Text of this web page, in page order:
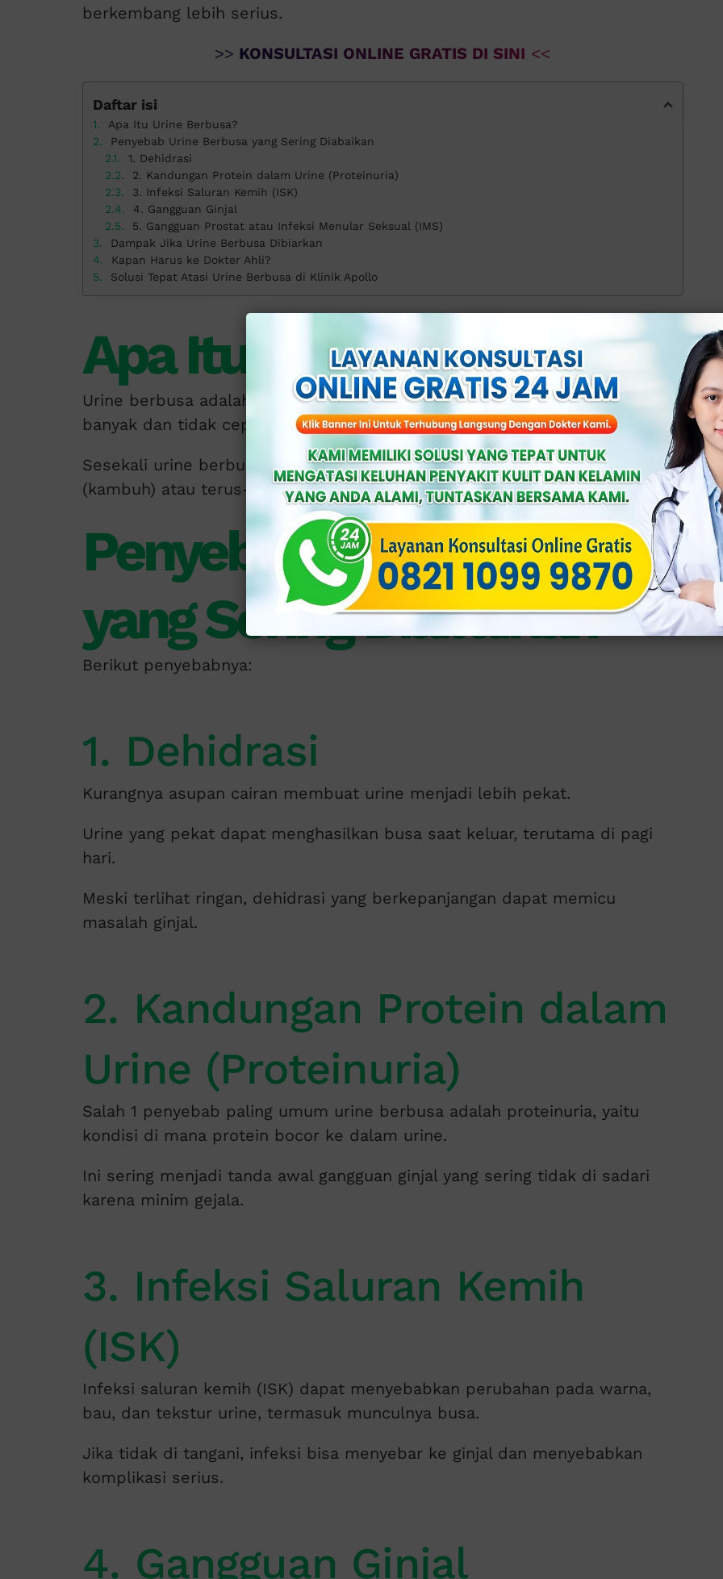
berkembang lebih serius.
>> KONSULTASI ONLINE GRATIS DI SINI <<
Daftar isi
Apa Itu Urine Berbusa?
Penyebab Urine Berbusa yang Sering Diabaikan
1. Dehidrasi
2. Kandungan Protein dalam Urine (Proteinuria)
3. Infeksi Saluran Kemih (ISK)
4. Gangguan Ginjal
5. Gangguan Prostat atau Infeksi Menular Seksual (IMS)
Dampak Jika Urine Berbusa Dibiarkan
Kapan Harus ke Dokter Ahli?
Solusi Tepat Atasi Urine Berbusa di Klinik Apollo
Apa Itu Urine Berbusa?
Urine berbusa adalah kondisi ketika air seni menghasilkan busa yang cukup
banyak dan tidak cepat hilang setelah kencing.
Sesekali urine berbusa masih tergolong normal, namun jika terjadi berulang
(kambuh) atau terus-menerus, hal ini patut di waspadai.
Penyebab Urine Berbusa
yang Sering Diabaikan
Berikut penyebabnya:
1. Dehidrasi
Kurangnya asupan cairan membuat urine menjadi lebih pekat.
Urine yang pekat dapat menghasilkan busa saat keluar, terutama di pagi
hari.
Meski terlihat ringan, dehidrasi yang berkepanjangan dapat memicu
masalah ginjal.
2. Kandungan Protein dalam
Urine (Proteinuria)
Salah 1 penyebab paling umum urine berbusa adalah proteinuria, yaitu
kondisi di mana protein bocor ke dalam urine.
Ini sering menjadi tanda awal gangguan ginjal yang sering tidak di sadari
karena minim gejala.
3. Infeksi Saluran Kemih
(ISK)
Infeksi saluran kemih (ISK) dapat menyebabkan perubahan pada warna,
bau, dan tekstur urine, termasuk munculnya busa.
Jika tidak di tangani, infeksi bisa menyebar ke ginjal dan menyebabkan
komplikasi serius.
4. Gangguan Ginjal